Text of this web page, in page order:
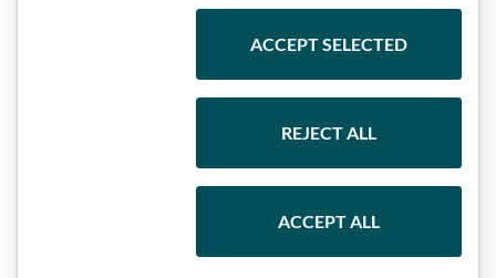
ACCEPT SELECTED
REJECT ALL
ACCEPT ALL